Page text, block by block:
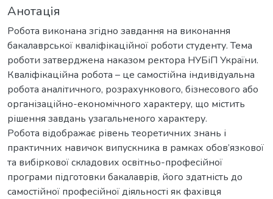
Анотація
Робота виконана згідно завдання на виконання
бакалаврської кваліфікаційної роботи студенту. Тема
роботи затверджена наказом ректора НУБіП України.
Кваліфікаційна робота – це самостійна індивідуальна
робота аналітичного, розрахункового, бізнесового або
організаційно-економічного характеру, що містить
рішення завдань узагальненого характеру.
Робота відображає рівень теоретичних знань і
практичних навичок випускника в рамках обов’язкової
та вибіркової складових освітньо-професійної
програми підготовки бакалаврів, його здатність до
самостійної професійної діяльності як фахівця